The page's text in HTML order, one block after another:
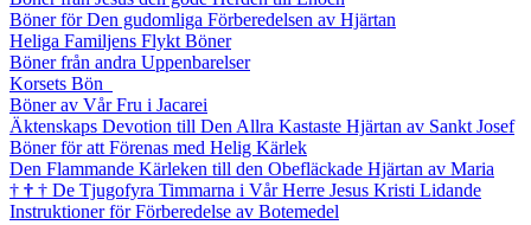
Böner för Den gudomliga Förberedelsen av Hjärtan
Heliga Familjens Flykt Böner
Böner från andra Uppenbarelser
Korsets Bön
Böner av Vår Fru i Jacarei
Äktenskaps Devotion till Den Allra Kastaste Hjärtan av Sankt Josef
Böner för att Förenas med Helig Kärlek
Den Flammande Kärleken till den Obefläckade Hjärtan av Maria
† † † De Tjugofyra Timmarna i Vår Herre Jesus Kristi Lidande
Instruktioner för Förberedelse av Botemedel